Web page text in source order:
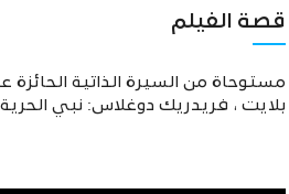
قصة الفيلم
مستوحاة من السيرة الذاتية الحائزة
بلايت ، فريدريك دوغلاس: نبي